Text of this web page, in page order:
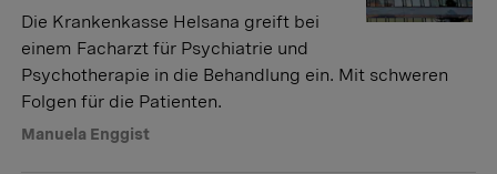
Die Krankenkasse Helsana greift bei
einem Facharzt für Psychiatrie und
Psychotherapie in die Behandlung ein. Mit schweren
Folgen für die Patienten.
Manuela Enggist